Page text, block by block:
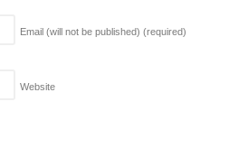
Email (will not be published) (required)
Website